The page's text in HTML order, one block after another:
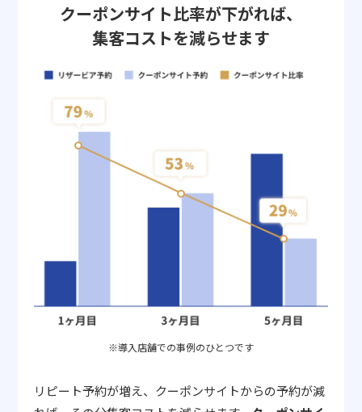
クーポンサイト比率が下がれば、
集客コストを減らせます
※導入店舗での事例のひとつです
リピート予約が増え、クーポンサイトからの予約が減